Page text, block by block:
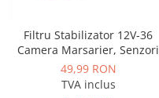
Hyundai
Filtru Stabilizator 12V-36
Camera Marsarier, Senzori
Auto Deparazitare - AD-
BGCFILTER
49,99 RON
TVA inclus